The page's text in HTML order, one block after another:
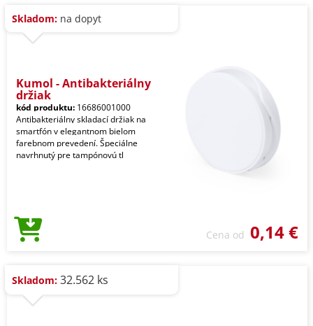
Skladom: na dopyt
Kumol - Antibakteriálny
držiak
kód produktu: 16686001000
Antibakteriálny skladací držiak na
smartfón v elegantnom bielom
farebnom prevedení. Špeciálne
navrhnutý pre tampónovú tl
Cena od 0,14 €
Skladom: 32.562 ks